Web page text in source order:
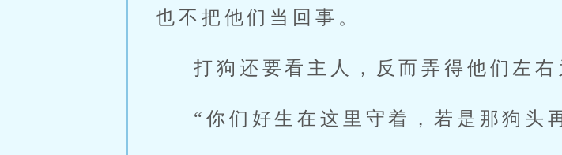
也不把他们当回事。
打狗还要看主人，反而弄得他们左右
“你们好生在这里守着，若是那狗